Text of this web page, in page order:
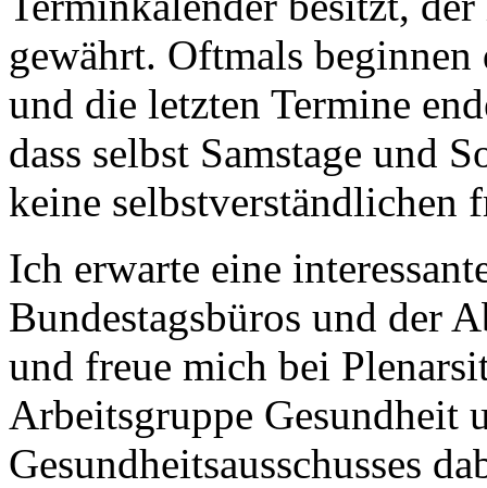
gewährt. Oftmals
und die letzten Termine
dass selbst Samstage und
keine selbstverständlichen
Ich erwarte eine
Bundestagsbüros und der
und freue mich bei
Arbeitsgruppe Gesundheit
Gesundheitsausschusses